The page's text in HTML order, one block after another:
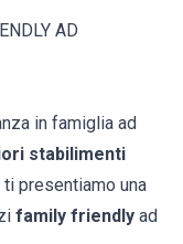
AD
in famiglia ad
stabilimenti
presentiamo una
family friendly ad